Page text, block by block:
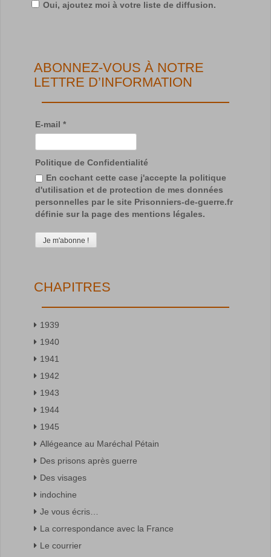
Oui, ajoutez moi à votre liste de diffusion.
ABONNEZ-VOUS À NOTRE
LETTRE D’INFORMATION
E-mail *
Politique de Confidentialité
En cochant cette case j'accepte la politique
d'utilisation et de protection de mes données
personnelles par le site Prisonniers-de-guerre.fr
définie sur la page des mentions légales.
CHAPITRES
1939
1940
1941
1942
1943
1944
1945
Allégeance au Maréchal Pétain
Des prisons après guerre
Des visages
indochine
Je vous écris…
La correspondance avec la France
Le courrier